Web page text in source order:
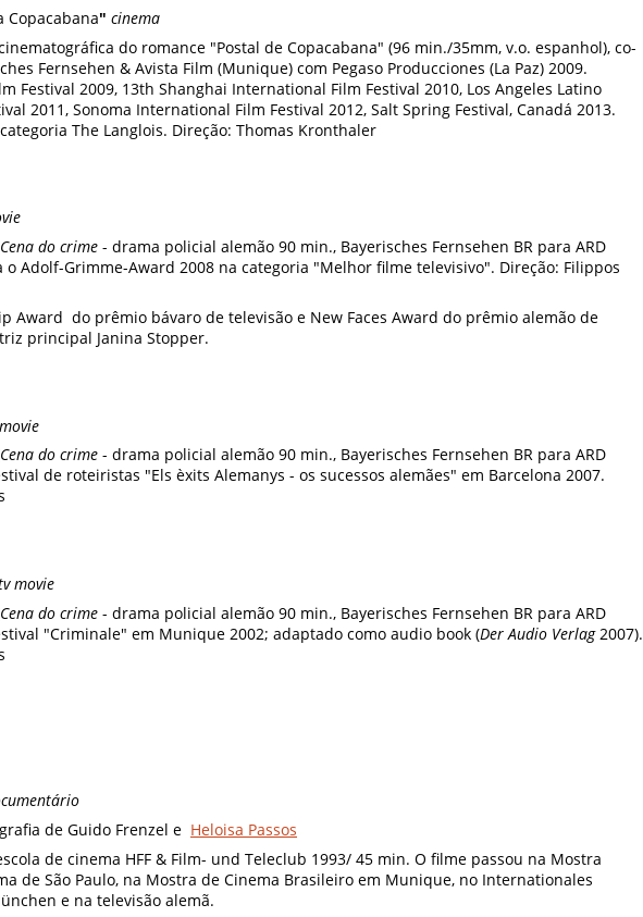
Copacabana" cinema
do romance "Postal de Copacabana" (96 min./35mm, v.o. espanhol), co-
Fernsehen & Avista Film (Munique) com Pegaso Producciones (La Paz) 2009.
Festival 2009, 13th Shanghai International Film Festival 2010, Los Angeles Latino
2011, Sonoma International Film Festival 2012, Salt Spring Festival, Canadá 2013.
The Langlois. Direção: Thomas Kronthaler
Cena do crime - drama policial alemão 90 min., Bayerisches Fernsehen BR para ARD
o Adolf-Grimme-Award 2008 na categoria "Melhor filme televisivo". Direção: Filippos
Award do prêmio bávaro de televisão e New Faces Award do prêmio alemão de
principal Janina Stopper.
Cena do crime - drama policial alemão 90 min., Bayerisches Fernsehen BR para ARD
de roteiristas "Els èxits Alemanys - os sucessos alemães" em Barcelona 2007.
movie
Cena do crime - drama policial alemão 90 min., Bayerisches Fernsehen BR para ARD
"Criminale" em Munique 2002; adaptado como audio book (Der Audio Verlag2007).
de Guido Frenzel e Heloisa Passos
de cinema HFF & Film- und Teleclub 1993/ 45 min. O filme passou na Mostra
de São Paulo, na Mostra de Cinema Brasileiro em Munique, no Internationales
e na televisão alemã.